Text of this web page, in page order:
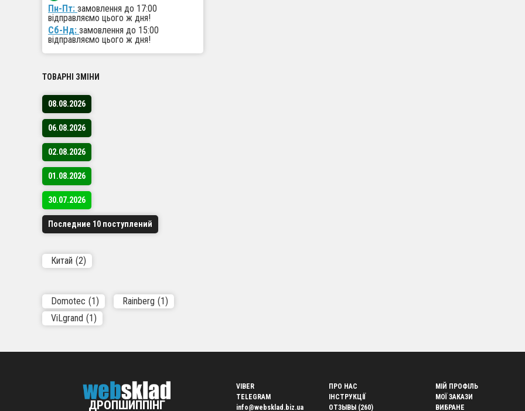
Пн-Пт: замовлення до 17:00
відправляємо цього ж дня!
Сб-Нд: замовлення до 15:00
відправляємо цього ж дня!
ТОВАРНІ ЗМІНИ
08.08.2026
06.08.2026
02.08.2026
01.08.2026
30.07.2026
Последние 10 поступлений
Китай (2)
Domotec (1) Rainberg (1)
ViLgrand (1)
ДРОПШИППІНГ
VIBER
TELEGRAM
info@websklad.biz.ua
ПРО НАС
ІНСТРУКЦІЇ
ОТЗЫВЫ (260)
МІЙ ПРОФІЛЬ
МОЇ ЗАКАЗИ
ВИБРАНЕ